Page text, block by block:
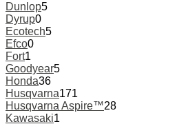
Dunlop5
Dyrup0
Ecotech5
Efco0
Fort1
Goodyear5
Honda36
Husqvarna171
Husqvarna Aspire™28
Kawasaki1